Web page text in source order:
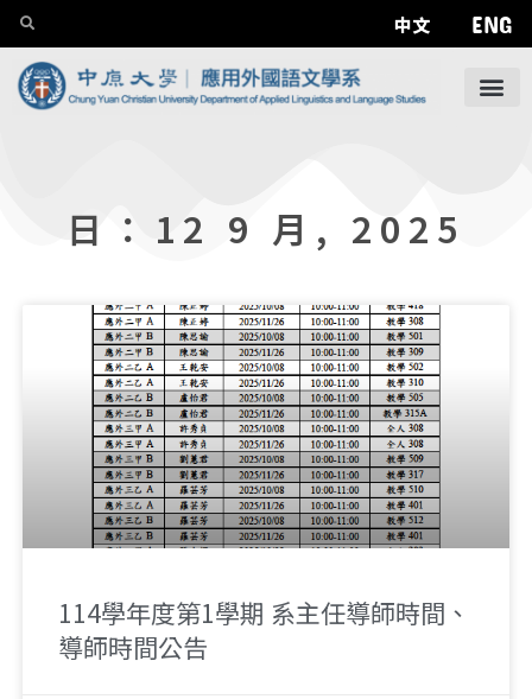
中文 ENG
日：12 9 月, 2025
114學年度第1學期 系主任導師時間、
導師時間公告